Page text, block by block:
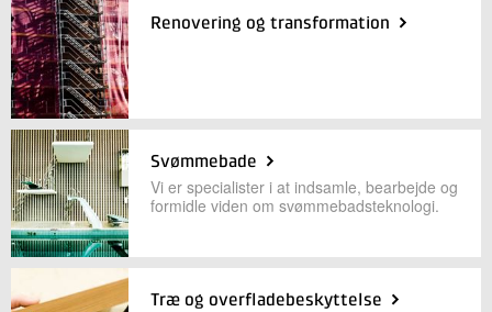
Renovering og transformation
Svømmebade
Vi er specialister i at indsamle, bearbejde og
formidle viden om svømmebadsteknologi.
Træ og overfladebeskyttelse